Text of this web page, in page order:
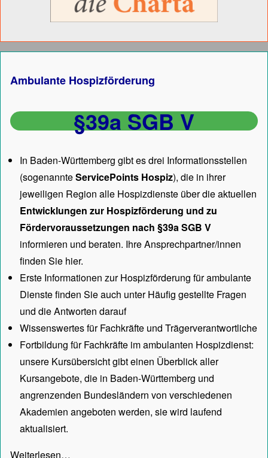
Ambulante Hospizförderung
§39a SGB V
In Baden-Württemberg gibt es drei Informationsstellen
(sogenannteServicePoints Hospiz), die in ihrer
jeweiligen Region alle Hospizdienste über die aktuellen
Entwicklungen zur Hospizförderung und zu
Fördervoraussetzungen nach §39a SGB V
informieren und beraten. Ihre Ansprechpartner/innen
finden Sie hier.
Erste Informationen zur Hospizförderung für ambulante
Dienste finden Sie auch unterHäufig gestellte Fragen
und die Antworten darauf
Wissenswertes für Fachkräfte und Trägerverantwortliche
Fortbildung für Fachkräfte im ambulanten Hospizdienst:
unsere Kursübersichtgibt einen Überblick aller
Kursangebote, die in Baden-Württemberg und
angrenzenden Bundesländern von verschiedenen
Akademien angeboten werden, sie wird laufend
aktualisiert.
Weiterlesen…